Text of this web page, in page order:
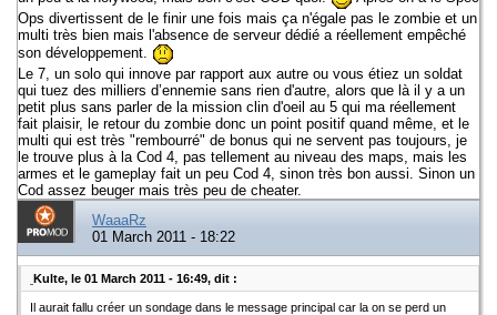
Ops divertissent de le finir une fois mais ça n'égale pas le zombie et un
multi très bien mais l'absence de serveur dédié a réellement empêché
son développement.
Le 7, un solo qui innove par rapport aux autre ou vous étiez un soldat
qui tuez des milliers d’ennemie sans rien d'autre, alors que là il y a un
petit plus sans parler de la mission clin d'oeil au 5 qui ma réellement
fait plaisir, le retour du zombie donc un point positif quand même, et le
multi qui est très "rembourré" de bonus qui ne servent pas toujours, je
le trouve plus à la Cod 4, pas tellement au niveau des maps, mais les
armes et le gameplay fait un peu Cod 4, sinon très bon aussi. Sinon un
Cod assez beuger mais très peu de cheater.
WaaaRz
01 March 2011 - 18:22
Kulte, le 01 March 2011 - 16:49, dit :
Il aurait fallu créer un sondage dans le message principal car la on se perd un